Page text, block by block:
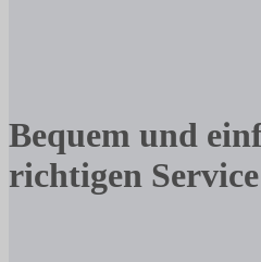
Bequem und
richtigen